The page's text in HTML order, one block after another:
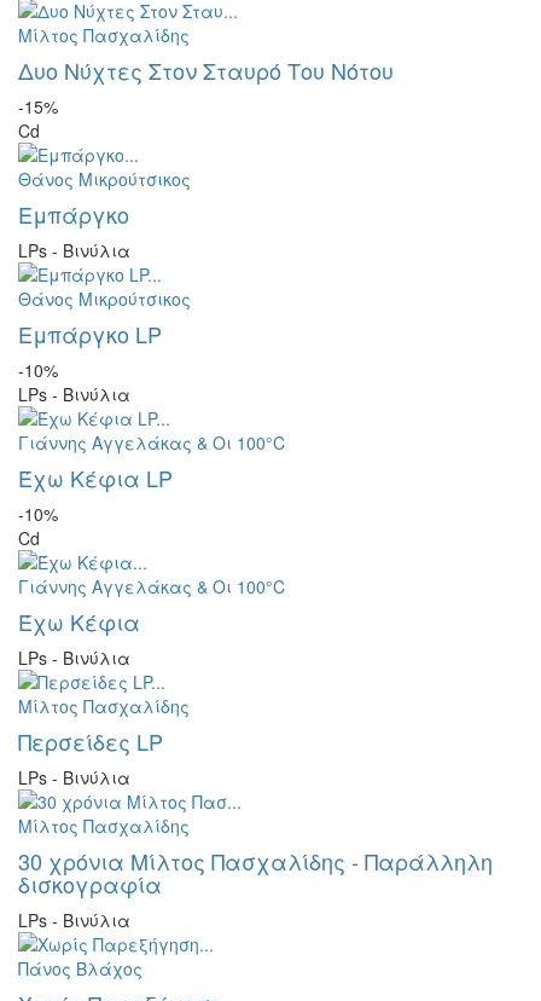
Μίλτος Πασχαλίδης
Δυο Νύχτες Στον Σταυρό Του Νότου
-15%
Cd
Θάνος Μικρούτσικος
Εμπάργκο
LPs - Βινύλια
Θάνος Μικρούτσικος
Εμπάργκο LP
-10%
LPs - Βινύλια
Γιάννης Αγγελάκας & Οι 100°C
Έχω Κέφια LP
-10%
Cd
Γιάννης Αγγελάκας & Οι 100°C
Έχω Κέφια
LPs - Βινύλια
Μίλτος Πασχαλίδης
Περσείδες LP
LPs - Βινύλια
Μίλτος Πασχαλίδης
30 χρόνια Μίλτος Πασχαλίδης - Παράλληλη
δισκογραφία
LPs - Βινύλια
Πάνος Βλάχος